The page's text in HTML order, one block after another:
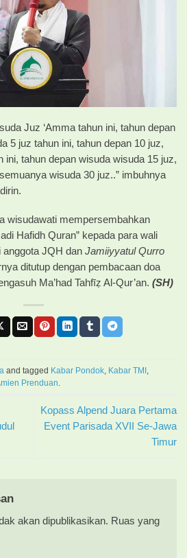
Juz ‘Amma tahun ini, tahun depan
5 juz tahun ini, tahun depan 10 juz,
ini, tahun depan wisuda wisuda 15 juz,
wisuda 30 juz..” imbuhnya
wisudawati mempersembahkan
Hafidh Quran” kepada para wali
anggota JQH dan Jamiiyyatul Qurro
ditutup dengan pembacaan doa
Ma’had Tahfīẓ Al-Qur’an. (SH)
and tagged Kabar Pondok Kabar TMI
Prenduan
Kopass Alpend Juara Pertama
Event Parisada XVII Se-Jawa
Timur
akan dipublikasikan. Ruas yang